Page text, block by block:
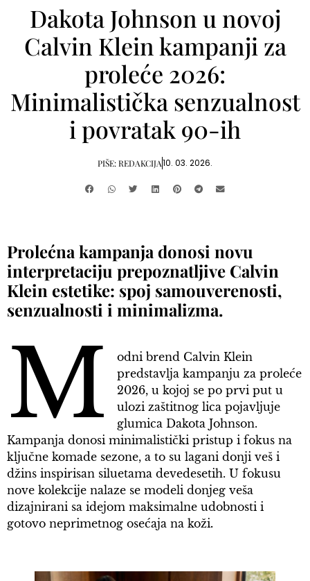
Dakota Johnson u novoj
Calvin Klein kampanji za
proleće 2026:
Minimalistička senzualnost
i povratak 90-ih
PIŠE:REDAKCIJA10. 03. 2026.
Prolećna kampanja donosi novu
interpretaciju prepoznatljive Calvin
Klein estetike: spoj samouverenosti,
senzualnosti i minimalizma.
M
odni brend Calvin Klein
predstavlja kampanju za proleće
2026, u kojoj se po prvi put u
ulozi zaštitnog lica pojavljuje
glumica Dakota Johnson.
Kampanja donosi minimalistički pristup i fokus na
ključne komade sezone, a to su lagani donji veš i
džins inspirisan siluetama devedesetih. U fokusu
nove kolekcije nalaze se modeli donjeg veša
dizajnirani sa idejom maksimalne udobnosti i
gotovo neprimetnog osećaja na koži.